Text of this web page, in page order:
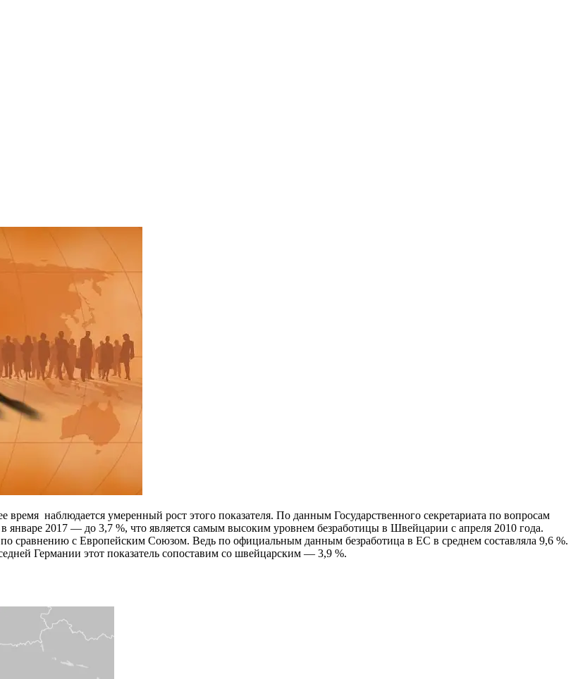
наблюдается умеренный рост этого показателя. По данным Государственного секретариата по вопросам
январе 2017 — до 3,7 %, что является самым высоким уровнем безработицы в Швейцарии с апреля 2010 года.
сравнению с Европейским Союзом. Ведь по официальным данным безработица в ЕС в среднем составляла 9,6 %.
Германии этот показатель сопоставим со швейцарским — 3,9 %.